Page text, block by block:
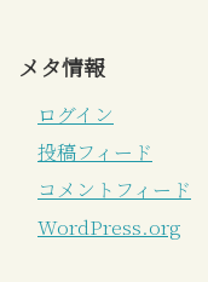
メタ情報
ログイン
投稿フィード
コメントフィード
WordPress.org